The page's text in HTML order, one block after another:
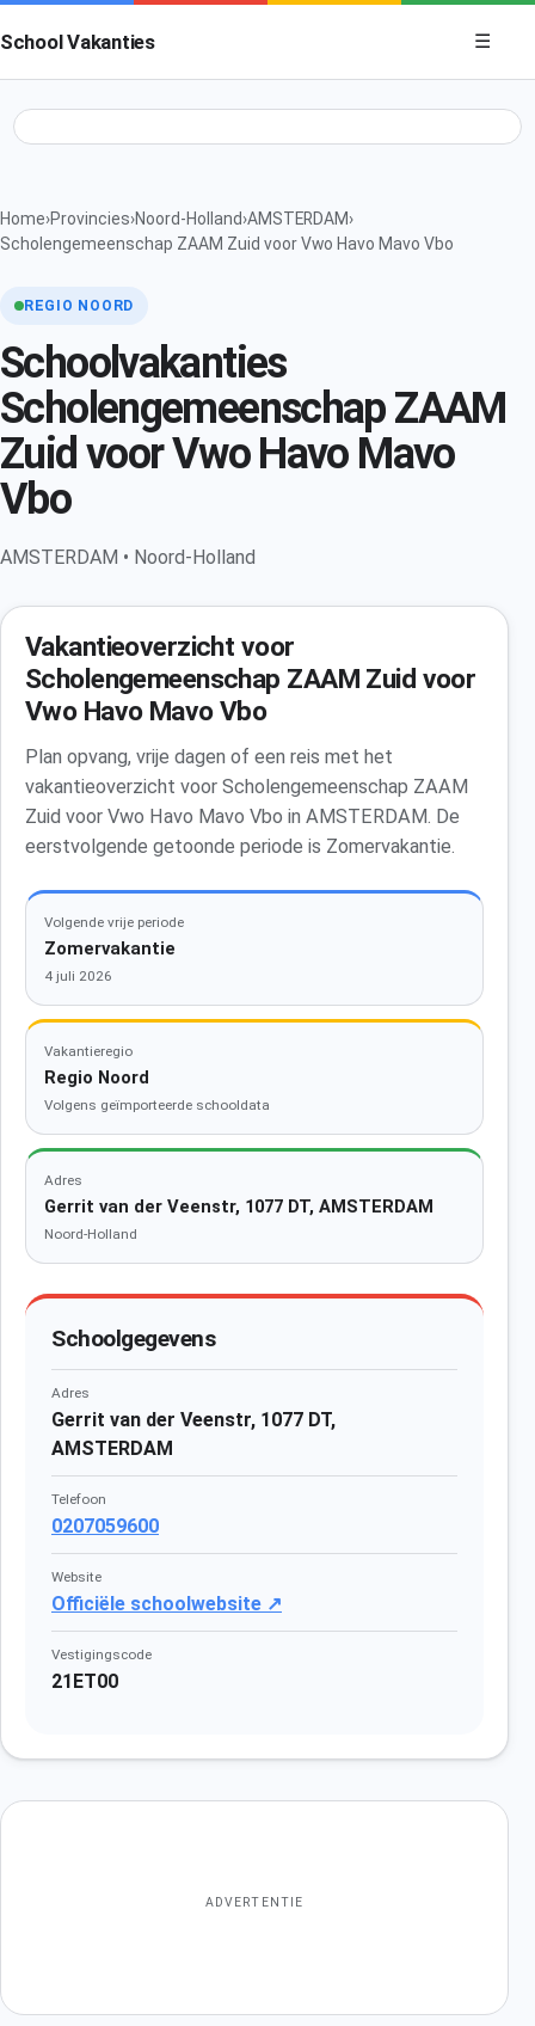
School Vakanties
Menu
☰
Home›Provincies›Noord-Holland›AMSTERDAM›
Scholengemeenschap ZAAM Zuid voor Vwo Havo Mavo Vbo
REGIO NOORD
Schoolvakanties
Scholengemeenschap ZAAM
Zuid voor Vwo Havo Mavo
Vbo
AMSTERDAM • Noord-Holland
Vakantieoverzicht voor
Scholengemeenschap ZAAM Zuid voor
Vwo Havo Mavo Vbo
Plan opvang, vrije dagen of een reis met het
vakantieoverzicht voor Scholengemeenschap ZAAM
Zuid voor Vwo Havo Mavo Vbo in AMSTERDAM. De
eerstvolgende getoonde periode is Zomervakantie.
Volgende vrije periode
Zomervakantie
4 juli 2026
Vakantieregio
Regio Noord
Volgens geïmporteerde schooldata
Adres
Gerrit van der Veenstr, 1077 DT, AMSTERDAM
Noord-Holland
Schoolgegevens
Adres
Gerrit van der Veenstr, 1077 DT,
AMSTERDAM
Telefoon
0207059600
Website
Officiële schoolwebsite ↗
Vestigingscode
21ET00
ADVERTENTIE